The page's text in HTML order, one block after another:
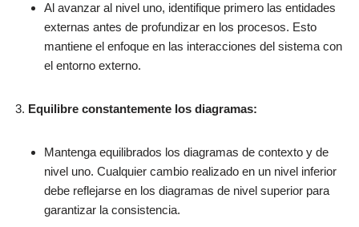
Al avanzar al nivel uno, identifique primero las entidades
externas antes de profundizar en los procesos. Esto
mantiene el enfoque en las interacciones del sistema con
el entorno externo.
Equilibre constantemente los diagramas:
Mantenga equilibrados los diagramas de contexto y de
nivel uno. Cualquier cambio realizado en un nivel inferior
debe reflejarse en los diagramas de nivel superior para
garantizar la consistencia.